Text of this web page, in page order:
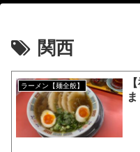
関西
ラーメン【麺全般】